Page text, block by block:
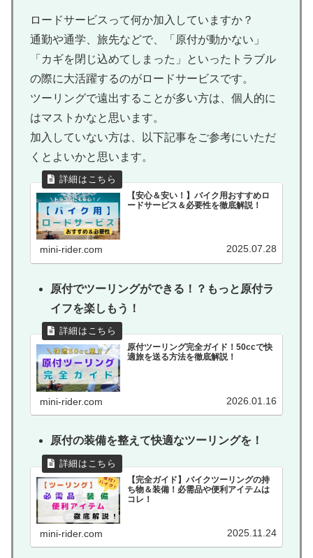
ロードサービスって何か加入していますか？
通勤や通学、旅先などで、「原付が動かない」
「カギを閉じ込めてしまった」といったトラブル
の際に大活躍するのがロードサービスです。
ツーリングで遠出することが多い方は、個人的に
はマストかなと思います。
加入していない方は、以下記事をご参考にいただ
くとよいかと思います。
【安心＆安い！】バイク用おすすめロ
ードサービス＆必要性を徹底解説！
mini-rider.com 2025.07.28
原付でツーリングができる！？もっと原付ラ
イフを楽しもう！
原付ツーリング完全ガイド！50ccで快
適旅を送る方法を徹底解説！
mini-rider.com 2026.01.16
原付の装備を整えて快適なツーリングを！
【完全ガイド】バイクツーリングの持
ち物＆装備！必需品や便利アイテムは
コレ！
mini-rider.com 2025.11.24